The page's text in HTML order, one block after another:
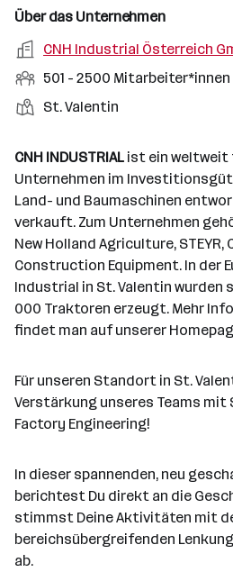
s
r
t
n
e
b
n
s
m
o
d
e
t
o
t
u
s
f
l
e
r
f
n
e
S
l
l
e
n
Über das Unternehmen
A
r
e
t
g
e
b
e
r
CNH Industrial Österreich
M
i
t
r
b
e
i
t
e
r
*
i
n
e
n
n
z
a
h
l
501 - 2500 Mitarbeiter*innen
S
a
n
d
o
r
t
e
St. Valentin
CNH INDUSTRIAL ist ein weltweit
Unternehmen im
Land- und Baumaschinen
verkauft. Zum Unternehmen
New Holland Agriculture, STEYR,
Construction Equipment. In der
Industrial in St. Valentin wurden
000 Traktoren erzeugt. Mehr
findet man auf unserer
Für unseren Standort in St.
Verstärkung unseres Teams mit
Factory Engineering!
In dieser spannenden, neu
berichtest Du direkt an die
stimmst Deine Aktivitäten mit
bereichsübergreifenden
ab.